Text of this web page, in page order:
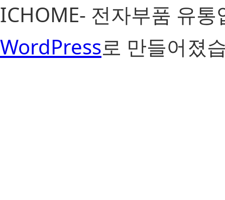
ICHOME- 전자부품 유
WordPress로 만들어졌